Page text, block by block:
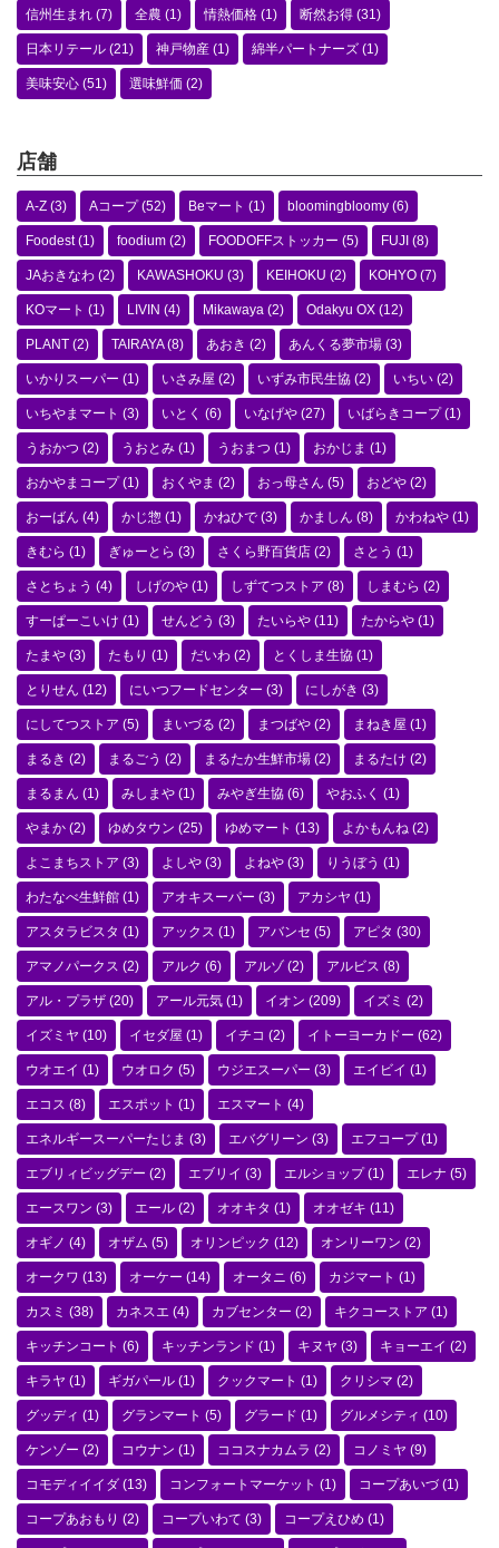
信州生まれ (7) 全農 (1) 情熱価格 (1) 断然お得 (31)
日本リテール (21) 神戸物産 (1) 綿半パートナーズ (1)
美味安心 (51) 選味鮮価 (2)
店舗
A-Z (3) Aコープ(52) Beマート (1) bloomingbloomy (6)
Foodest(1) foodium (2) FOODOFFストッカー (5) FUJI (8)
JAおきなわ (2) KAWASHOKU (3) KEIHOKU (2) KOHYO (7)
KOマート (1) LIVIN (4) Mikawaya (2) Odakyu OX (12)
PLANT (2) TAIRAYA(8) あおき (2) あんくる夢市場 (3)
いかりスーパー (1) いさみ屋 (2) いずみ市民生協 (2) いちい (2)
いちやまマート (3) いとく (6) いなげや (27) いばらきコープ(1)
うおかつ (2) うおとみ (1) うおまつ (1) おかじま (1)
おかやまコープ(1) おくやま (2) おっ母さん (5) おどや (2)
おーばん (4) かじ惣 (1) かねひで (3) かましん (8) かわねや (1)
きむら (1) ぎゅーとら (3) さくら野百貨店 (2) さとう (1)
さとちょう (4) しげのや (1) しずてつストア (8) しまむら (2)
すーぱーこいけ (1) せんどう (3) たいらや (11) たからや (1)
たまや (3) たもり (1) だいわ (2) とくしま生協 (1)
とりせん (12) にいつフードセンター (3) にしがき (3)
にしてつストア (5) まいづる (2) まつばや (2) まねき屋 (1)
まるき (2) まるごう (2) まるたか生鮮市場 (2) まるたけ (2)
まるまん (1) みしまや (1) みやぎ生協 (6) やおふく (1)
やまか (2) ゆめタウン (25) ゆめマート (13) よかもんね (2)
よこまちストア (3) よしや (3) よねや (3) りうぼう (1)
わたなべ生鮮館 (1) アオキスーパー (3) アカシヤ (1)
アスタラビスタ (1) アックス (1) アバンセ (5) アピタ (30)
アマノパークス (2) アルク (6) アルゾ(2) アルビス (8)
アル・プラザ (20) アール元気 (1) イオン (209) イズミ (2)
イズミヤ (10) イセダ屋 (1) イチコ (2) イトーヨーカドー (62)
ウオエイ (1) ウオロク (5) ウジエスーパー (3) エイビイ (1)
エコス (8) エスポット (1) エスマート (4)
エネルギースーパーたじま (3) エバグリーン (3) エフコープ(1)
エブリィビッグデー (2) エブリイ (3) エルショップ(1) エレナ (5)
エースワン (3) エール (2) オオキタ (1) オオゼキ (11)
オギノ (4) オザム (5) オリンピック (12) オンリーワン (2)
オークワ (13) オーケー (14) オータニ (6) カジマート (1)
カスミ (38) カネスエ (4) カブセンター (2) キクコーストア (1)
キッチンコート (6) キッチンランド (1) キヌヤ (3) キョーエイ (2)
キラヤ (1) ギガパール (1) クックマート (1) クリシマ (2)
グッディ (1) グランマート (5) グラード (1) グルメシティ (10)
ケンゾー (2) コウナン (1) ココスナカムラ (2) コノミヤ (9)
コモディイイダ (13) コンフォートマーケット (1) コープあいづ(1)
コープあおもり (2) コープいわて (3) コープえひめ (1)